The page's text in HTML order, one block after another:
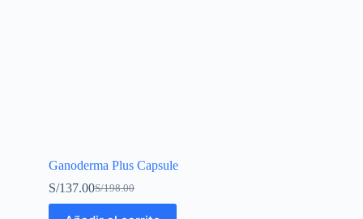
Ganoderma Plus Capsule
S/198.00
S/137.00